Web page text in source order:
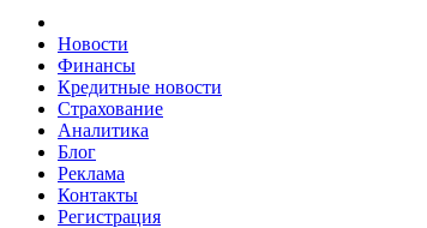
Новости
Финансы
Кредитные новости
Страхование
Аналитика
Блог
Реклама
Контакты
Регистрация